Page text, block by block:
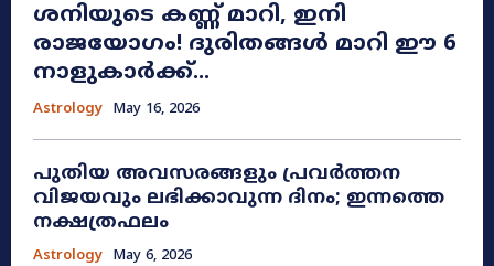
ശനിയുടെ കണ്ണ് മാറി, ഇനി
രാജയോഗം! ദുരിതങ്ങൾ മാറി ഈ 6
നാളുകാർക്ക്...
Astrology May 16, 2026
പുതിയ അവസരങ്ങളും പ്രവർത്തന
വിജയവും ലഭിക്കാവുന്ന ദിനം; ഇന്നത്തെ
നക്ഷത്രഫലം
Astrology May 6, 2026